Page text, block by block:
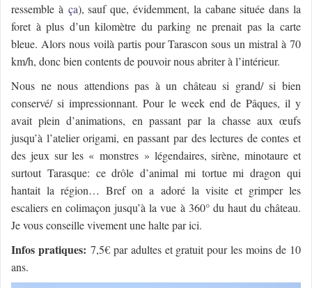
ressemble à ça), sauf que, évidemment, la cabane située dans la
foret à plus d’unkilomètre du parking ne prenait pas la carte
bleue. Alors nous voilà partis pour Tarascon sous un mistral à 70
km/h, donc bien contents de pouvoir nous abriter à l’intérieur.
Nous ne nous attendions pas à un château si grand/ si bien
conservé/ si impressionnant. Pour le week end de Pâques, il y
avait plein d’animations, en passant par la chasse aux œufs
jusqu’à l’atelier origami, en passant par des lectures de contes et
des jeux sur les « monstres » légendaires, sirène, minotaure et
surtout Tarasque: ce drôle d’animal mi tortue mi dragon qui
hantait la région… Bref on a adoré la visite et grimper les
escaliers en colimaçon jusqu’à la vue à 360° du haut du château.
Je vous conseille vivement une halte par ici.
Infos pratiques: 7,5€ par adultes et gratuit pour les moins de 10
ans.